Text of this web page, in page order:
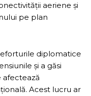
aeriene și
pe plan
diplomatice
și a găsi
afectează
Acest lucru ar